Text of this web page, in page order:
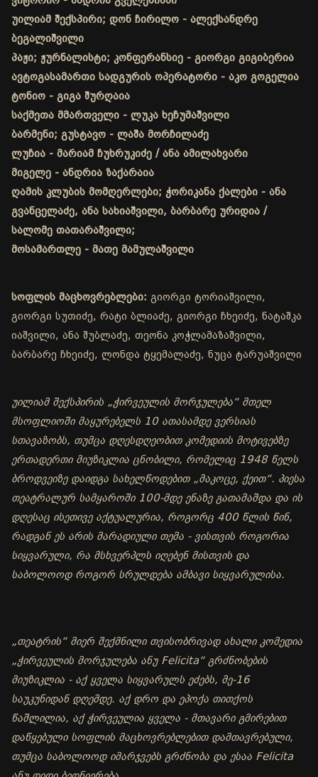
უილიამ შექსპირი; დონ ჩირილო - ალექსანდრე
ბეგალიშვილი
პაჟი; ჟურნალისტი; კონფერანსიე - გიორგი გიგიბერია
ავტოგასამართი სადგურის ოპერატორი - აკო გოგელია
ტონიო - გიგა შურღაია
საქმეთა მმართველი - ლუკა ხეჩუმაშვილი
ბარმენი; გუსტავო - ლაშა მორჩილაძე
ლუჩია - მარიამ ჩუხრუკიძე / ანა ამილახვარი
მიგელე - ანდრია ზაქარაია
ღამის კლუბის მომღერლები; ჭორიკანა ქალები - ანა
გვანცელაძე, ანა სახიაშვილი, ბარბარე ურიდია /
სალომე თათარაშვილი;
მოსამართლე - მათე მამულაშვილი
სოფლის მაცხოვრებლები: გიორგი ტორიაშვილი,
გიორგი სუთიძე, რატი ბლიაძე, გიორგი ჩხეიძე, ნატაშკა
იაშვილი, ანა შუბლაძე, თეონა კოჭლამაზაშვილი,
ბარბარე ჩხეიძე, ლონდა ტყემალაძე, ნუცა ტარუაშვილი
უილიამ შექსპირის „ჭირვეულის მორჯულება“ მთელ
მსოფლიოში მაყურებელს 10 ათასამდე ვერსიას
სთავაზობს, თუმცა დღესდღეობით კომედიის მოტივებზე
ერთადერთი მიუზიკლია ცნობილი, რომელიც 1948 წელს
ბროდვეიზე დაიდგა სახელწოდებით „მაკოცე, ქეით“. პიესა
თეატრალურ სამყაროში 100-მდე ენაზე გათამაშდა და ის
დღესაც ისეთივე აქტუალურია, როგორც 400 წლის წინ,
რადგან ეს არის მარადიული თემა - ვისთვის როგორია
სიყვარული, რა მსხვერპლს იღებენ მისთვის და
საბოლოოდ როგორ სრულდება ამბავი სიყვარულისა.
„თეატრის“ მიერ შექმნილი თვისობრივად ახალი კომედია
„ჭირვეულის მორჯულება ანუ Felicita“ გრძნობების
მიუზიკლია - აქ ყველა სიყვარულს ეძებს, მე-16
საუკუნიდან დღემდე. აქ დრო და ეპოქა თითქოს
წაშლილია, აქ ჭირვეულია ყველა - მთავარი გმირებით
დაწყებული სოფლის მაცხოვრებლებით დამთავრებული,
თუმცა საბოლოოდ იმარჯვებს გრძნობა და ესაა Felicita